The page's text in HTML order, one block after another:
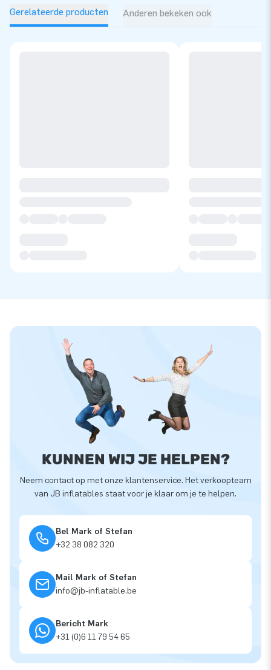
Gerelateerde producten Anderen bekeken ook
KUNNEN WIJ JE HELPEN?
Neem contact op met onze klantenservice. Het verkoopteam
van JB inflatables staat voor je klaar om je te helpen.
Bel Mark of Stefan
+32 38 082 320
Mail Mark of Stefan
info@jb-inflatable.be
Bericht Mark
+31 (0)6 11 79 54 65